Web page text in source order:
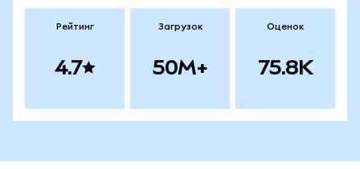
Рейтинг
4.7
Загрузок
50M+
Оценок
75.8K